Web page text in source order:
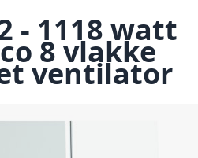
- 1118 watt
8 vlakke
ventilator